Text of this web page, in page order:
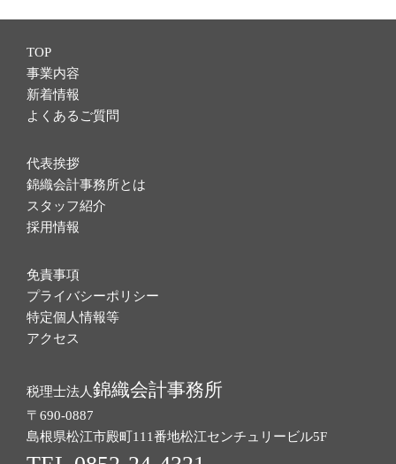
TOP
事業内容
新着情報
よくあるご質問
代表挨拶
錦織会計事務所とは
スタッフ紹介
採用情報
免責事項
プライバシーポリシー
特定個人情報等
アクセス
税理士法人錦織会計事務所
〒690-0887
島根県松江市殿町111番地松江センチュリービル5F